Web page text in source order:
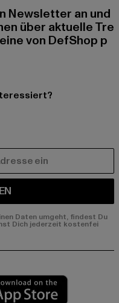
Newsletter an und
über aktuelle Tre
von DefShop p
Daten umgeht, findest Du
Dich jederzeit kostenfei